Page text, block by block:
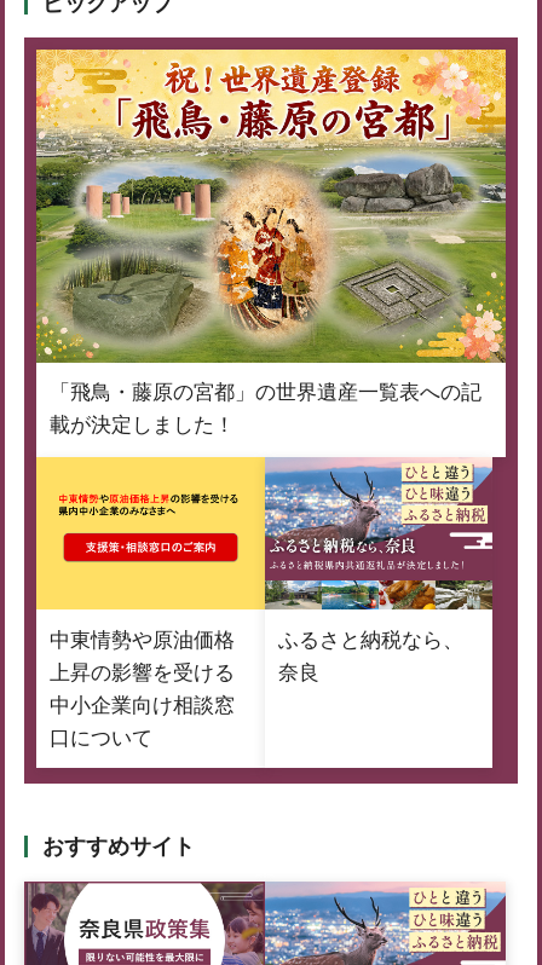
「飛鳥・藤原の宮都」の世界遺産一覧表への記
載が決定しました！
中東情勢や原油価格
上昇の影響を受ける
中小企業向け相談窓
口について
ふるさと納税なら、
奈良
おすすめサイト